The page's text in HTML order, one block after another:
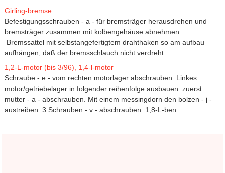
Girling-bremse
Befestigungsschrauben - a - für bremsträger herausdrehen und
bremsträger zusammen mit kolbengehäuse abnehmen.
Bremssattel mit selbstangefertigtem drahthaken so am aufbau
aufhängen, daß der bremsschlauch nicht verdreht ...
1,2-L-motor (bis 3/96), 1,4-l-motor
Schraube - e - vom rechten motorlager abschrauben. Linkes
motor/getriebelager in folgender reihenfolge ausbauen: zuerst
mutter - a - abschrauben. Mit einem messingdorn den bolzen - j -
austreiben. 3 Schrauben - v - abschrauben. 1,8-L-ben ...